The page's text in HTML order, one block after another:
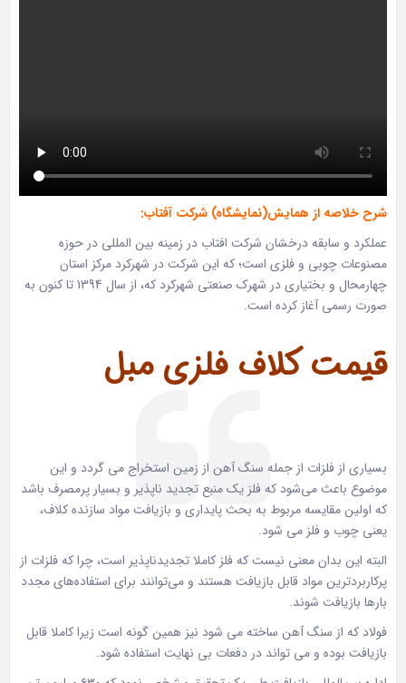
شرح خلاصه از همایش(نمایشگاه) شرکت آفتاب:
عملکرد و سابقه درخشان شرکت افتاب در زمینه بین المللی در حوزه
مصنوعات چوبی و فلزی است؛ که این شرکت در شهرکرد مرکز استان
چهارمحال و بختیاری در شهرک صنعتی شهرکرد که، از سال 1394 تا کنون به
صورت رسمی آغاز کرده است.
قیمت کلاف فلزی مبل
بسیاری از فلزات از جمله سنگ آهن از زمین استخراج می گردد و این
موضوع باعث می‌شود که فلز یک منبع تجدید ناپذیر و بسیار پرمصرف باشد
که اولین مقایسه مربوط به بحث پایداری و بازیافت مواد سازنده کلاف،
یعنی چوب و فلز می شود.
البته این بدان معنی نیست که فلز کاملا تجدیدناپذیر است، چرا که فلزات از
پرکاربردترین مواد قابل بازیافت هستند و می‌توانند برای استفاده‌های مجدد
بارها بازیافت شوند.
فولاد که از سنگ آهن ساخته می شود نیز همین گونه است زیرا کاملا قابل
بازیافت بوده و می تواند در دفعات بی نهایت استفاده شود.